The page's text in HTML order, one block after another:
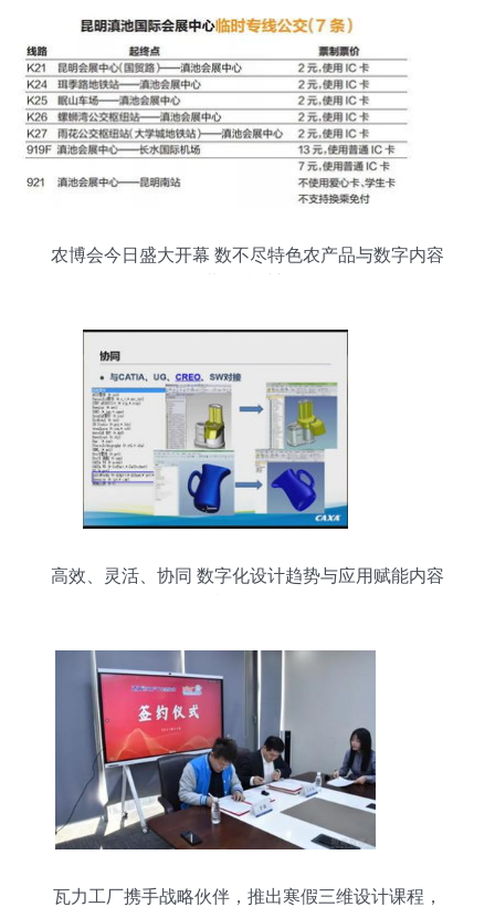
农博会今日盛大开幕 数不尽特色农产品与数字内容
高效、灵活、协同 数字化设计趋势与应用赋能内容
瓦力工厂携手战略伙伴，推出寒假三维设计课程，